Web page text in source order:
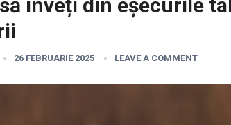
înveți din eșecurile
26 FEBRUARIE 2025 LEAVE A COMMENT